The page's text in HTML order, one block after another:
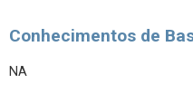
Conhecimentos de
NA